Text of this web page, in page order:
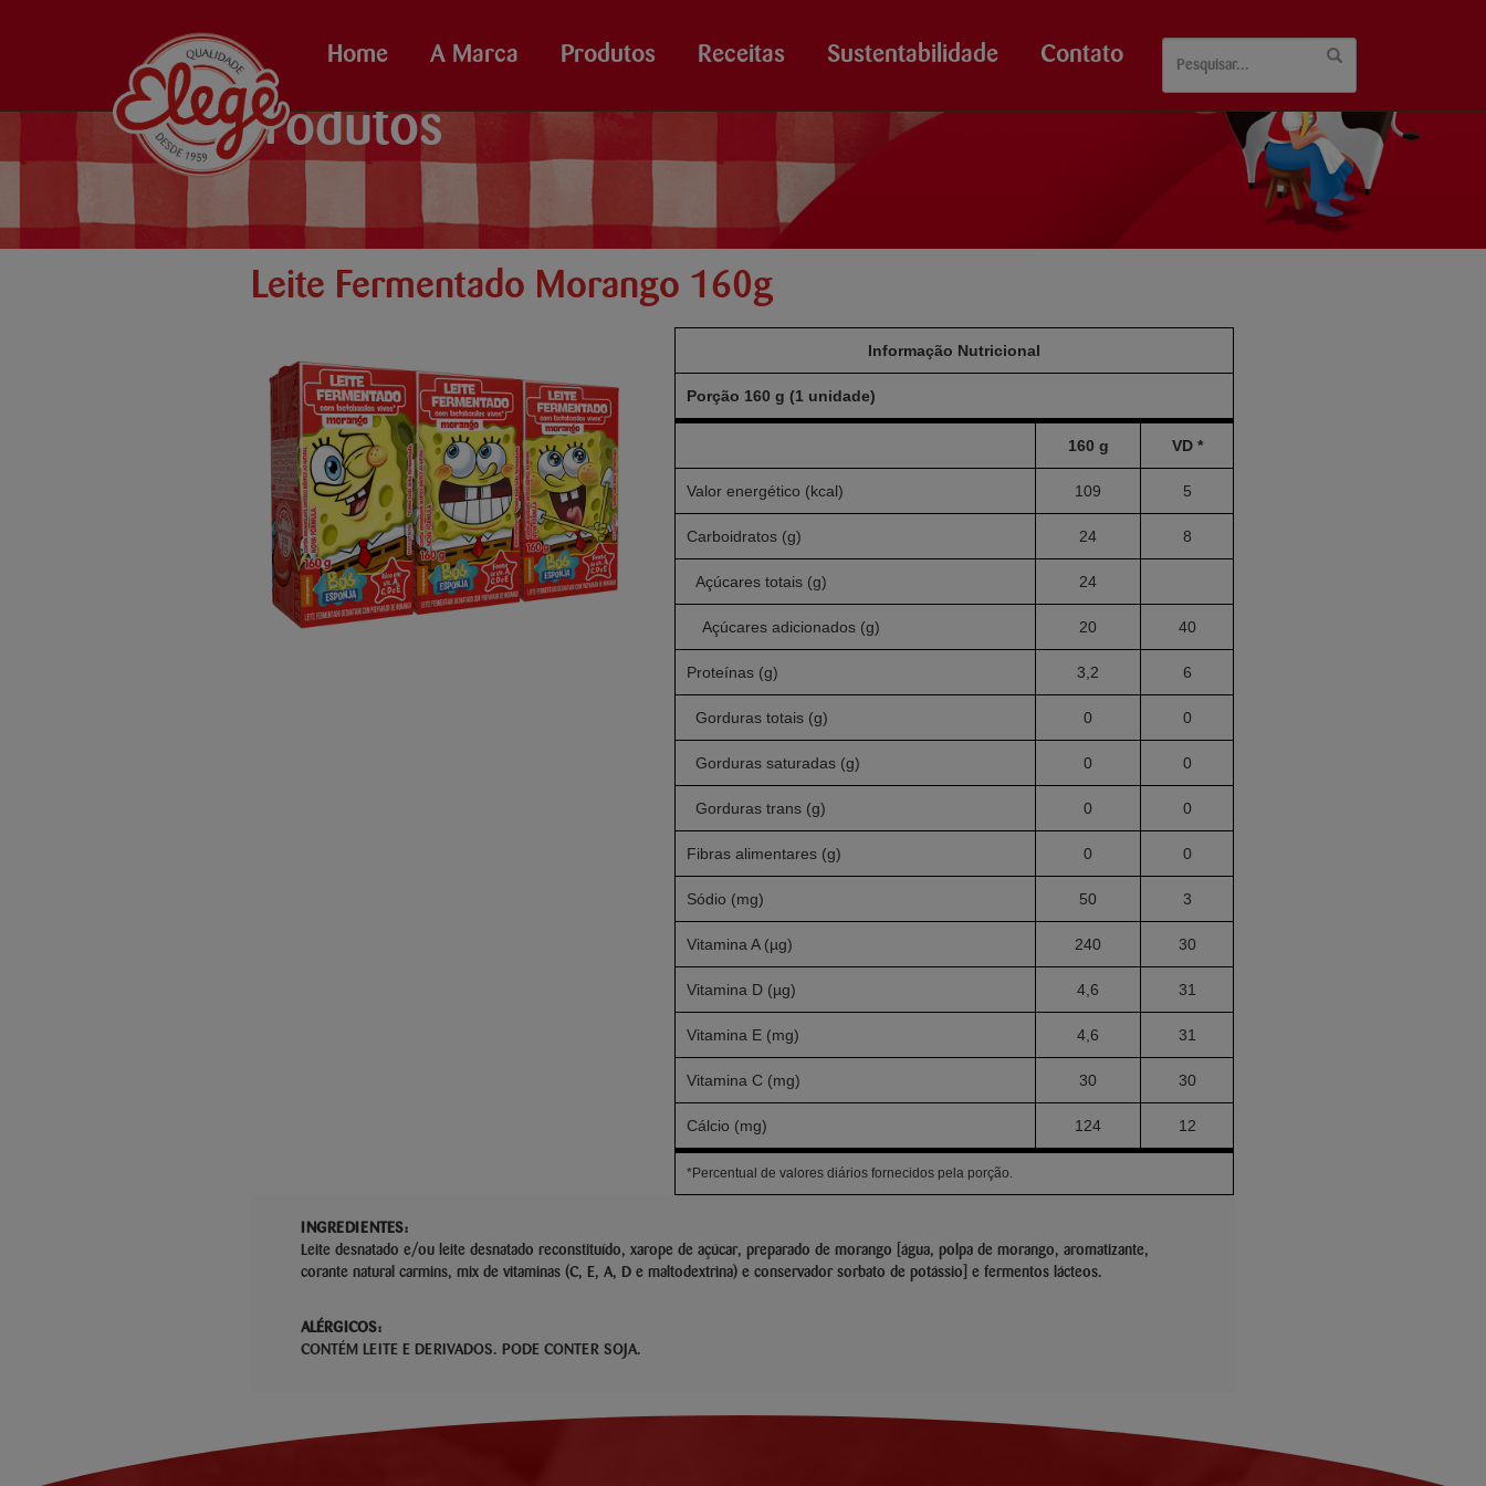
Home A Marca Produtos Receitas Sustentabilidade Contato
Produtos
Leite Fermentado Morango 160g
Informação Nutricional
Porção 160 g (1 unidade)
160 g VD *
Valor energético (kcal) 109 5
Carboidratos (g) 24 8
Açúcares totais (g) 24
Açúcares adicionados (g) 20 40
Proteínas (g) 3,2 6
Gorduras totais (g) 0 0
Gorduras saturadas (g) 0 0
Gorduras trans (g) 0 0
Fibras alimentares (g) 0 0
Sódio (mg) 50 3
Vitamina A (µg) 240 30
Vitamina D (µg) 4,6 31
Vitamina E (mg) 4,6 31
Vitamina C (mg) 30 30
Cálcio (mg) 124 12
*Percentual de valores diários fornecidos pela porção.
INGREDIENTES:
Leite desnatado e/ou leite desnatado reconstituído, xarope de açúcar, preparado de morango [água, polpa de morango, aromatizante,
corante natural carmins, mix de vitaminas (C, E, A, D e maltodextrina) e conservador sorbato de potássio] e fermentos lácteos.
ALÉRGICOS:
CONTÉM LEITE E DERIVADOS. PODE CONTER SOJA.